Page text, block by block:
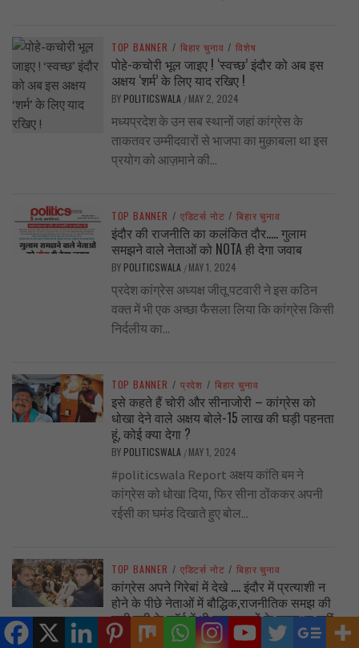
TOP BANNER / बिहार चुनाव / विशेष
पोहे-कचोरी भूल जाइए ! ‘स्वच्छ’ इंदौर को अब इस
अक्षय ‘शर्म’ के लिए याद रखिए !
BY POLITICSWALA / MAY 2, 2024
मध्यप्रदेश के उन सब स्थानों जहां कांग्रेस के
ताकतवर उम्मीदवारों से भाजपा का मुक़ाबला था इस
प्रयोग को आज़माने की...
TOP BANNER / एडिटर्स नोट / बिहार चुनाव
इंदौर की राजनीति का कलंकित दौर….. गुलाम
समझने वाले नेताओं को NOTA ही देगा जवाब
BY POLITICSWALA / MAY 1, 2024
प्रदेश कांग्रेस अध्यक्ष जीतू पटवारी ने इस कठिन
वक्त में भी एक अच्छा फैसला लिया कि कांग्रेस किसी
निर्दलीय का...
TOP BANNER / प्रदेश / बिहार चुनाव
इसे कहते हैं चोरी और सीनाजोरी – कांग्रेस को
धोखा देने वाले अक्षय बोले-15 लाख की घड़ी पहनता
हूं, कोई क्या देगा ?
BY POLITICSWALA / MAY 1, 2024
#politicswala Report अक्षय कांति बम ने
कांग्रेस को धोखा दिया, फिर सीना ठोंककर अपनी
रईसी का घमंड दिखाते हुए बोल...
TOP BANNER / एडिटर्स नोट / बिहार चुनाव
कांग्रेस अपने गिरेबां में देखे …. इंदौर में प्रत्याशी न
होने के पीछे नेताओं में बौद्धिक,राजनीतिक समझ की
कमी,डमी के फॉर्म में भी प्रस्तावकों के हस्ताक्षर नहीं
BY POLITICSWALA/APRIL 30, 2024